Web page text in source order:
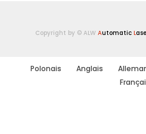
Copyright by © ALW Automatic L
Polonais Anglais